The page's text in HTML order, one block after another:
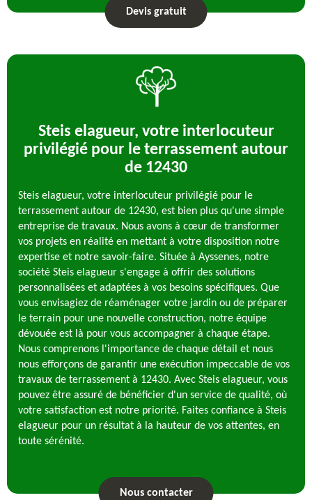
Devis gratuit
Steis elagueur, votre interlocuteur
privilégié pour le terrassement autour
de 12430
Steis elagueur, votre interlocuteur privilégié pour le
terrassement autour de 12430, est bien plus qu'une simple
entreprise de travaux. Nous avons à cœur de transformer
vos projets en réalité en mettant à votre disposition notre
expertise et notre savoir-faire. Située à Ayssenes, notre
société Steis elagueur s'engage à offrir des solutions
personnalisées et adaptées à vos besoins spécifiques. Que
vous envisagiez de réaménager votre jardin ou de préparer
le terrain pour une nouvelle construction, notre équipe
dévouée est là pour vous accompagner à chaque étape.
Nous comprenons l'importance de chaque détail et nous
nous efforçons de garantir une exécution impeccable de vos
travaux de terrassement à 12430. Avec Steis elagueur, vous
pouvez être assuré de bénéficier d'un service de qualité, où
votre satisfaction est notre priorité. Faites confiance à Steis
elagueur pour un résultat à la hauteur de vos attentes, en
toute sérénité.
Nous contacter